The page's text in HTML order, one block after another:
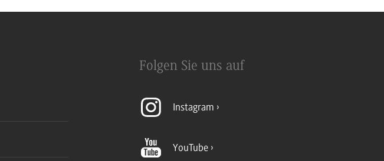
Folgen Sie uns auf
Instagram
YouTube